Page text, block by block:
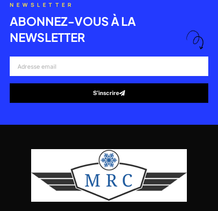
NEWSLETTER
ABONNEZ-VOUS À LA
NEWSLETTER
email
S’inscrire